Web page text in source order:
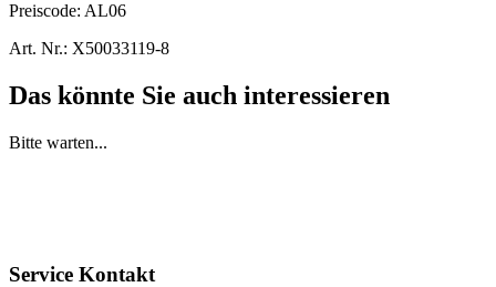
Preiscode: AL06
Art. Nr.: X50033119-8
Das könnte Sie auch interessieren
Bitte warten...
Service Kontakt